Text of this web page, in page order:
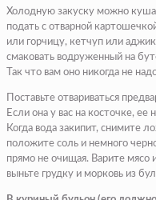
Холодную закуску можно
подать с отварной
или горчицу, кетчуп или
смаковать водруженный на
Так что вам оно никогда не
Поставьте отвариваться
Если она у вас на косточке,
Когда вода закипит, снимите
положите соль и немного
прямо не очищая. Варите мясо
выньте грудку и морковь из